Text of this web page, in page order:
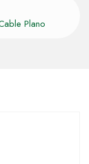
Plano